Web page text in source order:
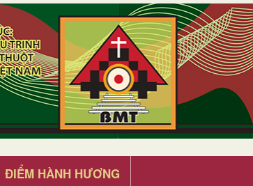
ĐIỂM HÀNH HƯƠNG